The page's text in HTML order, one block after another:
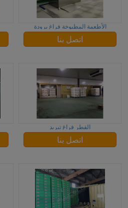
الأطعمة المطبوخة فراغ برودة
اتصل بنا
الفطر فراغ تبريد
اتصل بنا